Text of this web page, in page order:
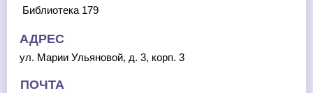
ул. Марии Ульяновой, д. 3, корп. 3
АДРЕС
ПОЧТА
Библиотека 179